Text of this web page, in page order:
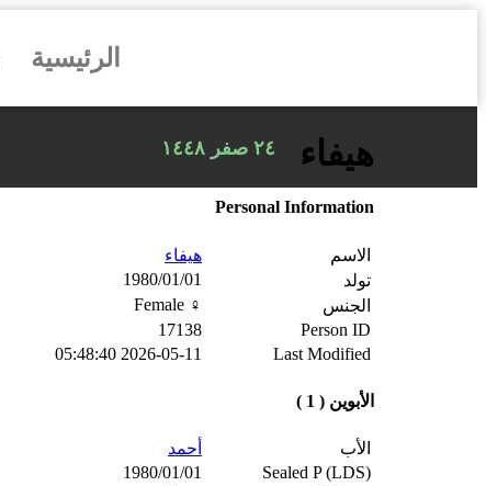
الرئيسية
٢٤ صفر ١٤٤٨ هيفاء
Personal Information
الاسم
هيفاء
تولد
1980/01/01
الجنس
♀️ Female
Person ID
17138
Last Modified
2026-05-11 05:48:40
الأبوين ( 1 )
الأب
أحمد
Sealed P (LDS)
1980/01/01